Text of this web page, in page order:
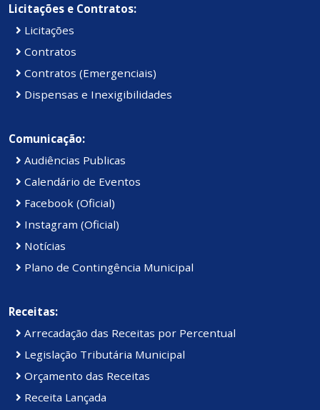
Licitações e Contratos:
Licitações
Contratos
Contratos (Emergenciais)
Dispensas e Inexigibilidades
Comunicação:
Audiências Publicas
Calendário de Eventos
Facebook (Oficial)
Instagram (Oficial)
Notícias
Plano de Contingência Municipal
Receitas:
Arrecadação das Receitas por Percentual
Legislação Tributária Municipal
Orçamento das Receitas
Receita Lançada